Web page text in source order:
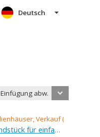
Deutsch
Einfügung abw.
Verkauf (Angebot), grundstück für einfamilienhäuser, 1 034 m